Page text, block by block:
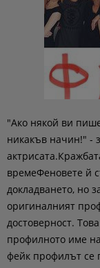
"Ако някой ви
никакъв начин!" -
времеФеновете й
докладването, но
оригиналният
достоверност.
профилното име
фейк профилът се